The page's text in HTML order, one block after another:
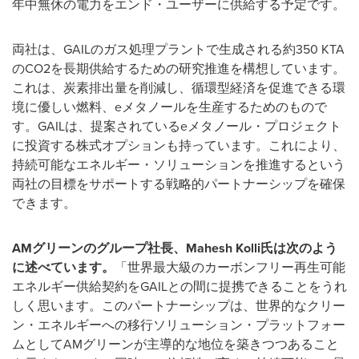
年中無休の電力をエンド・ユーザーに供給する予定です。
両社は、GAILのガス処理プラントで生成される約350 KTA
のCO2を長期供給するための研究推進を構想しています。
これは、炭素排出量を削減し、循環型経済を促進できる環
境に優しい燃料、eメタノールを生産するためのもので
す。GAILは、提案されているeメタノール・プロジェクト
に投資する株式オプションも持っています。これにより、
持続可能なエネルギー・ソリューションを推進するという
両社の目標をサポートする戦略的パートナーシップを確保
できます。
AMグリーンのグループ社長、 Mahesh Kolli氏は次のよう
に述べています。
「世界最大級のカーボンフリー再生可能
エネルギー供給契約をGAILとの間に提携できることをうれ
しく思います。このパートナーシップは、世界的なクリー
ン・エネルギーへの移行ソリューション・プラットフォー
ムとしてAMグリーンが主導的な地位を築きつつあること